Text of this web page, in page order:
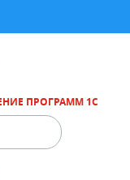
ПРОГРАММ 1С